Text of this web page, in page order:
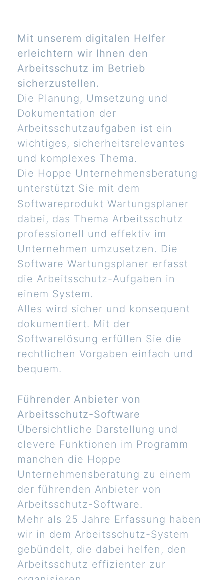
Mit unserem digitalen Helfer
erleichtern wir Ihnen den
Arbeitsschutz im Betrieb
sicherzustellen.
Die Planung, Umsetzung und
Dokumentation der
Arbeitsschutzaufgaben ist ein
wichtiges, sicherheitsrelevantes
und komplexes Thema.
Die Hoppe Unternehmensberatung
unterstützt Sie mit dem
Softwareprodukt Wartungsplaner
dabei, das Thema Arbeitsschutz
professionell und effektiv im
Unternehmen umzusetzen. Die
Software Wartungsplaner erfasst
die Arbeitsschutz-Aufgaben in
einem System.
Alles wird sicher und konsequent
dokumentiert. Mit der
Softwarelösung erfüllen Sie die
rechtlichen Vorgaben einfach und
bequem.
Führender Anbieter von
Arbeitsschutz-Software
Übersichtliche Darstellung und
clevere Funktionen im Programm
manchen die Hoppe
Unternehmensberatung zu einem
der führenden Anbieter von
Arbeitsschutz-Software.
Mehr als 25 Jahre Erfassung haben
wir in dem Arbeitsschutz-System
gebündelt, die dabei helfen, den
Arbeitsschutz effizienter zur